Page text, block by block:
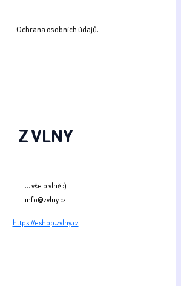
Ochrana osobních údajů.
Z VLNY
... vše o vlně :)
info@zvlny.cz
https://eshop.zvlny.cz